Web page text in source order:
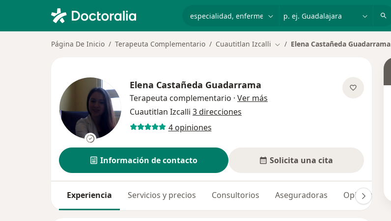
Página De Inicio Terapeuta Complementario Cuautitlan Izcalli Cambiar de ciudad
Elena Castañeda Guadarrama
Elena Castañeda Guadarrama
Terapeuta complementario · Ver más
Cuautitlan Izcalli 3 direcciones
4 opiniones
Información de contacto Solicita una cita
Experiencia Servicios y precios Consultorios Aseguradoras Opiniones (4)